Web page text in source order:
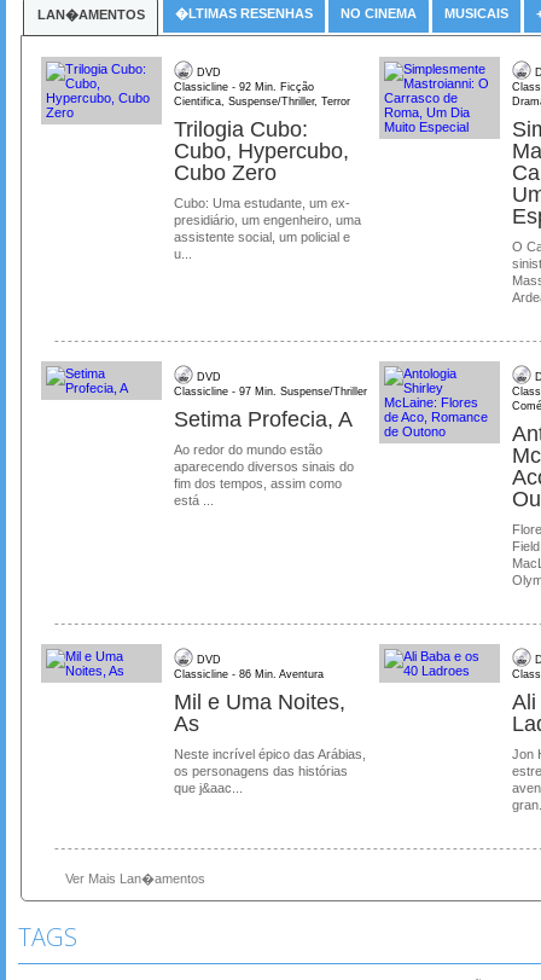
LAN�AMENTOS �LTIMAS RESENHAS NO CINEMA MUSICAIS
DVD
Classicline - 92 Min. Ficção
Cientifica, Suspense/Thriller, Terror
Trilogia Cubo:
Cubo, Hypercubo,
Cubo Zero
Cubo: Uma estudante, um ex-
presidiário, um engenheiro, uma
assistente social, um policial e
u...
O
DVD
Classicline - 97 Min. Suspense/Thriller
Setima Profecia, A
Ao redor do mundo estão
aparecendo diversos sinais do
fim dos tempos, assim como
está ...
DVD
Classicline - 86 Min. Aventura
Mil e Uma Noites,
As
Neste incrível épico das Arábias,
os personagens das histórias
que j&aac...
Ali
Jon
Ver Mais Lan�amentos
TAGS